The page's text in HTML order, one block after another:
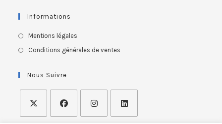
Informations
Mentions légales
Conditions générales de ventes
Nous Suivre